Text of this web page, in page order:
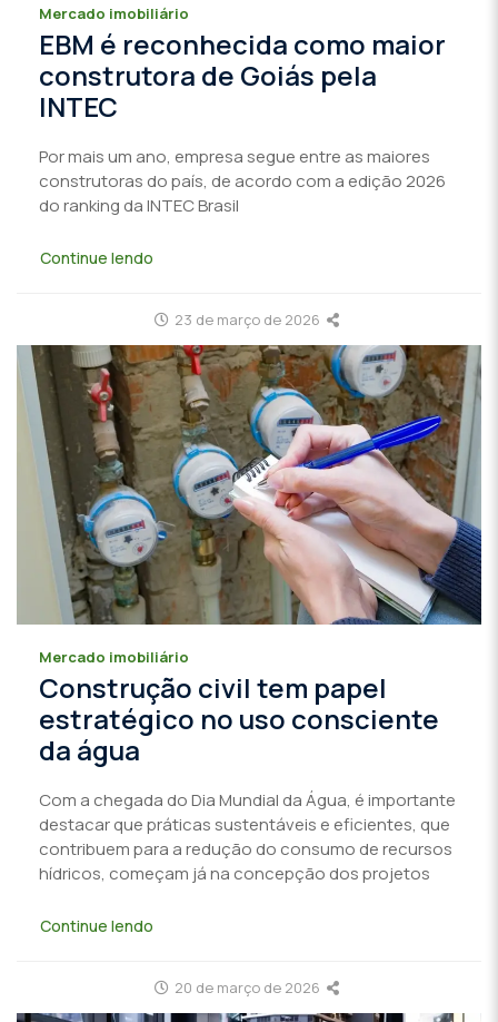
Mercado imobiliário
EBM é reconhecida como maior
construtora de Goiás pela
INTEC
Por mais um ano, empresa segue entre as maiores
construtoras do país, de acordo com a edição 2026
do ranking da INTEC Brasil
Continue lendo
23 de março de 2026
Mercado imobiliário
Construção civil tem papel
estratégico no uso consciente
da água
Com a chegada do Dia Mundial da Água, é importante
destacar que práticas sustentáveis e eficientes, que
contribuem para a redução do consumo de recursos
hídricos, começam já na concepção dos projetos
Continue lendo
20 de março de 2026